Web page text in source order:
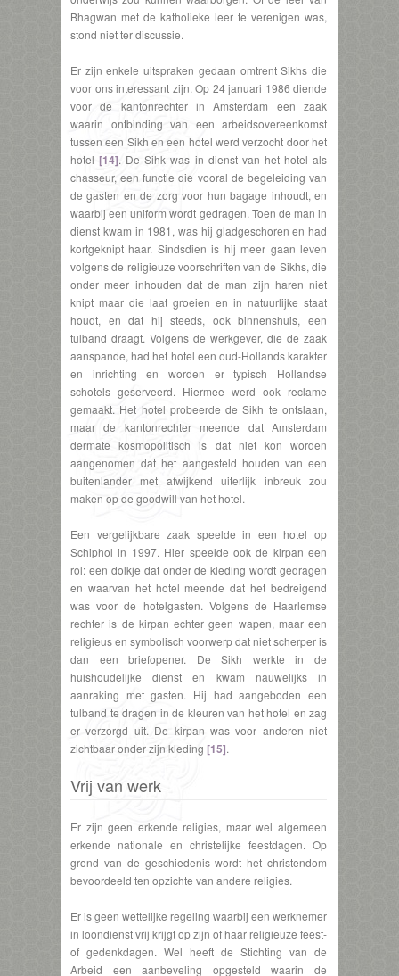
Bhagwan met de katholieke leer te verenigen was,
stond niet ter discussie.
Er zijn enkele uitspraken gedaan omtrent Sikhs die
voor ons interessant zijn. Op 24 januari 1986 diende
voor de kantonrechter in Amsterdam een zaak
waarin ontbinding van een arbeidsovereenkomst
tussen een Sikh en een hotel werd verzocht door het
hotel[14]. De Sihk was in dienst van het hotel als
chasseur, een functie die vooral de begeleiding van
de gasten en de zorg voor hun bagage inhoudt, en
waarbij een uniform wordt gedragen. Toen de man in
dienst kwam in 1981, was hij gladgeschoren en had
kortgeknipt haar. Sindsdien is hij meer gaan leven
volgens de religieuze voorschriften van de Sikhs, die
onder meer inhouden dat de man zijn haren niet
knipt maar die laat groeien en in natuurlijke staat
houdt, en dat hij steeds, ook binnenshuis, een
tulband draagt. Volgens de werkgever, die de zaak
aanspande, had het hotel een oud-Hollands karakter
en inrichting en worden er typisch Hollandse
schotels geserveerd. Hiermee werd ook reclame
gemaakt. Het hotel probeerde de Sikh te ontslaan,
maar de kantonrechter meende dat Amsterdam
dermate kosmopolitisch is dat niet kon worden
aangenomen dat het aangesteld houden van een
buitenlander met afwijkend uiterlijk inbreuk zou
maken op de goodwill van het hotel.
Een vergelijkbare zaak speelde in een hotel op
Schiphol in 1997. Hier speelde ook de kirpan een
rol: een dolkje dat onder de kleding wordt gedragen
en waarvan het hotel meende dat het bedreigend
was voor de hotelgasten. Volgens de Haarlemse
rechter is de kirpan echter geen wapen, maar een
religieus en symbolisch voorwerp dat niet scherper is
dan een briefopener. De Sikh werkte in de
huishoudelijke dienst en kwam nauwelijks in
aanraking met gasten. Hij had aangeboden een
tulband te dragen in de kleuren van het hotel en zag
er verzorgd uit. De kirpan was voor anderen niet
zichtbaar onder zijn kleding [15].
Vrij van werk
Er zijn geen erkende religies, maar wel algemeen
erkende nationale en christelijke feestdagen. Op
grond van de geschiedenis wordt het christendom
bevoordeeld ten opzichte van andere religies.
Er is geen wettelijke regeling waarbij een werknemer
in loondienst vrij krijgt op zijn of haar religieuze feest-
of gedenkdagen. Wel heeft de Stichting van de
Arbeid een aanbeveling opgesteld waarin de